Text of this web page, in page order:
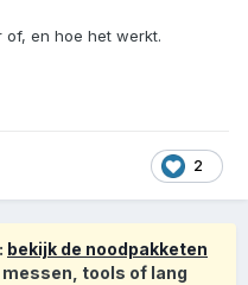
of, en hoe het werkt.
2
bekijk de noodpakketen
tools of lang